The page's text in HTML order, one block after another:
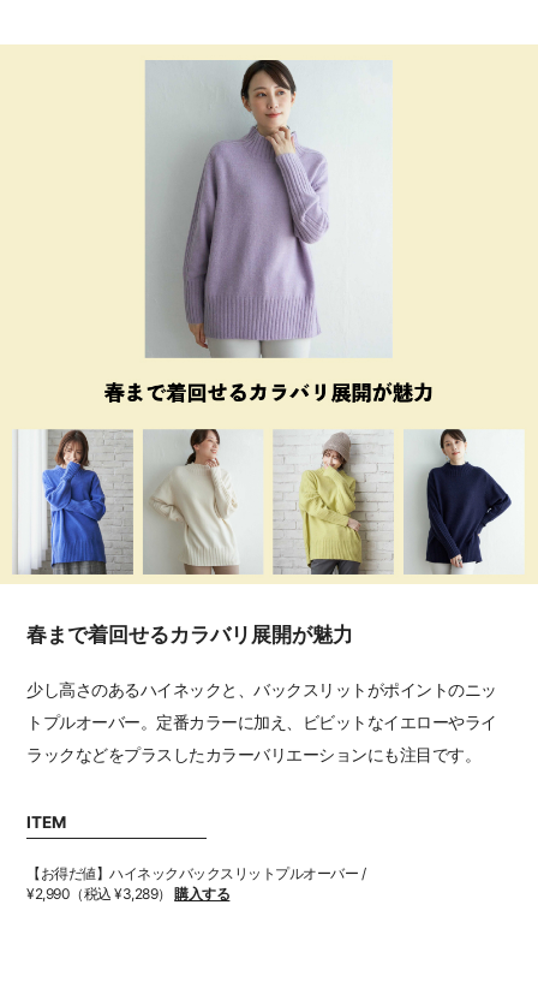
春まで着回せるカラバリ展開が魅力
少し高さのあるハイネックと、バックスリットがポイントのニッ
トプルオーバー。定番カラーに加え、ビビットなイエローやライ
ラックなどをプラスしたカラーバリエーションにも注目です。
ITEM
【お得だ値】ハイネックバックスリットプルオーバー /
¥2,990（税込 ¥3,289） 購入する